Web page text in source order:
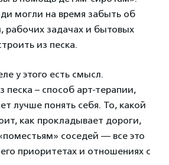
могли на время забыть об
рабочих задачах и бытовых
из песка.
у этого есть смысл.
песка – способ арт-терапии,
лучше понять себя. То, какой
как прокладывает дороги,
соседей — все это
приоритетах и отношениях с